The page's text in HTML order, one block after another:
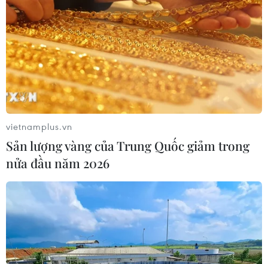
#Vui sống #Cục An toàn thông tin
#Người lớn tuổi
#Google
#Lừa đảo
#An toàn thông tin
#An tâm
#Lừa
#lừa đảo qua mạng
#lừa đảo trực tuyến
#lừa đảo người già
vietnamplus.vn
Sản lượng vàng của Trung Quốc giảm trong
nửa đầu năm 2026